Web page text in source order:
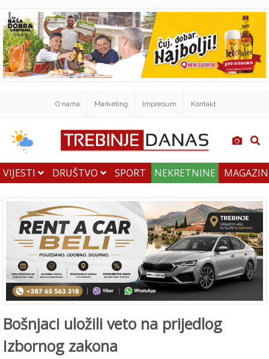
O nama Marketing Impresum Kontakt
VIJESTI DRUŠTVO SPORT NEKRETNINE
Bošnjaci uložili veto na prijedlog
Izbornog zakona